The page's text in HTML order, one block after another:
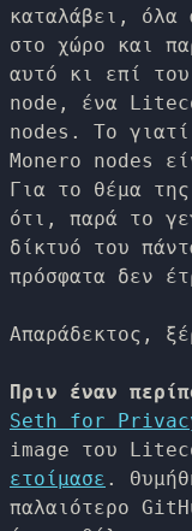
καταλάβει, όλα
στο χώρο και
αυτό κι επί
node, ένα
nodes. Το
Monero nodes
Για το θέμα
ότι, παρά το
δίκτυό του
πρόσφατα δεν
Απαράδεκτος,
Πριν έναν
Seth for
image του
ετοίμασε .
παλαιότερο